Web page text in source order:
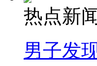
热点新
男子发